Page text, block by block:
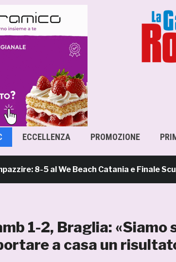
ECCELLENZA PROMOZIONE
8-5 al We Beach Catania e Finale Scudetto!
1-2, Braglia: «Siamo
a casa un